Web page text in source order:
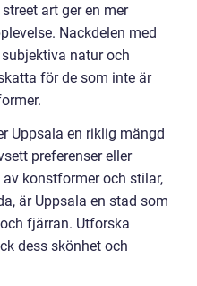
art ger en mer
Nackdelen med
natur och
för de som inte är
Uppsala en riklig mängd
preferenser eller
konstformer och stilar,
är Uppsala en stad som
fjärran. Utforska
dess skönhet och